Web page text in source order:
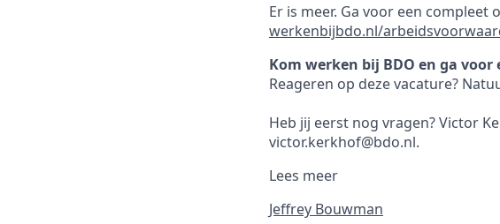
Er is meer. Ga voor een
werkenbijbdo.nl/
Kom werken bij BDO en ga voor
Reageren op deze vacature?
Heb jij eerst nog vragen? Victor
victor.kerkhof@bdo.nl.
Lees meer
Jeffrey Bouwman